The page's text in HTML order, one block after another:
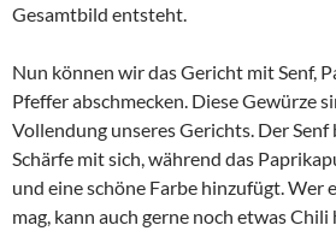
Gesamtbild entsteht.
Nun können wir das Gericht mit Senf,
Pfeffer abschmecken. Diese Gewürze
Vollendung unseres Gerichts. Der
Schärfe mit sich, während das
und eine schöne Farbe hinzufügt. Wer
mag, kann auch gerne noch etwas